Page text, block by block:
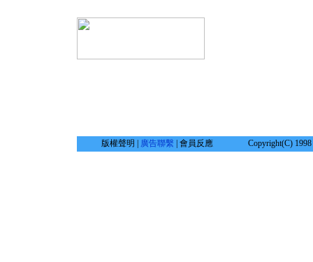
版權聲明 | 廣告聯繫 | 會員反應 Copyright(C)